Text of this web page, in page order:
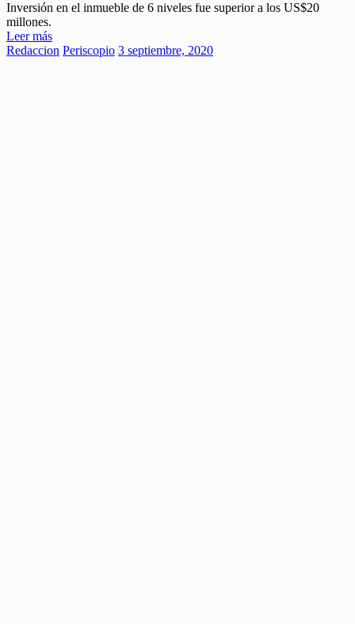
Inversión en el inmueble de 6 niveles fue superior a los US$20
millones.
Leer más
Redaccion Periscopio 3 septiembre, 2020